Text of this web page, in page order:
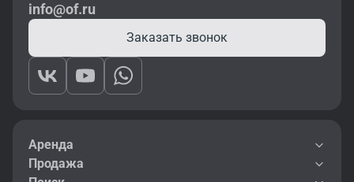
info@of.ru
Заказать звонок
Аренда
Продажа